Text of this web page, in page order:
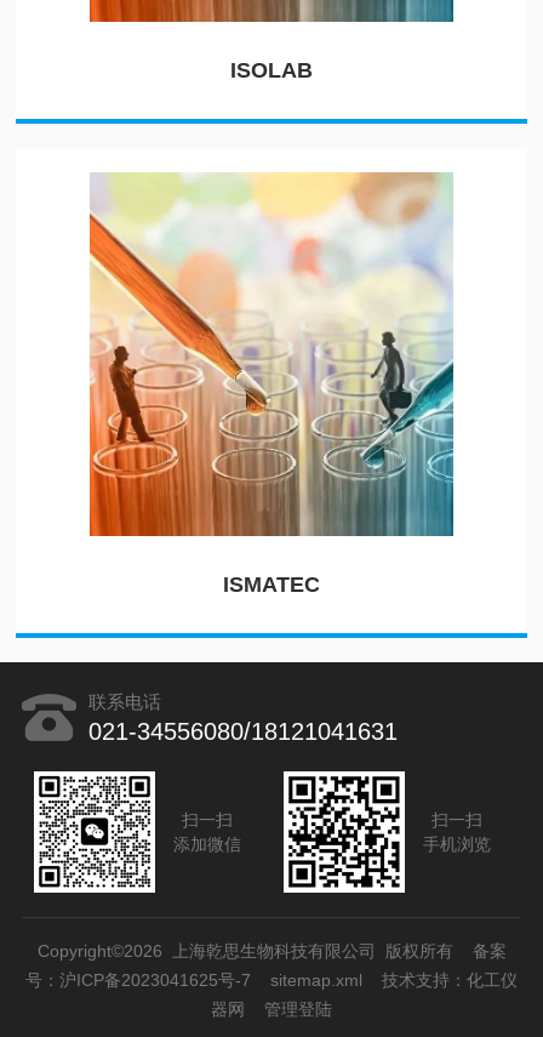
ISOLAB
ISMATEC
联系电话
021-34556080/18121041631
扫一扫
添加微信
扫一扫
手机浏览
Copyright©2026 上海乾思生物科技有限公司 版权所有 备案
号：沪ICP备2023041625号-7
sitemap.xml 技术支持： 化工仪
器网
管理登陆